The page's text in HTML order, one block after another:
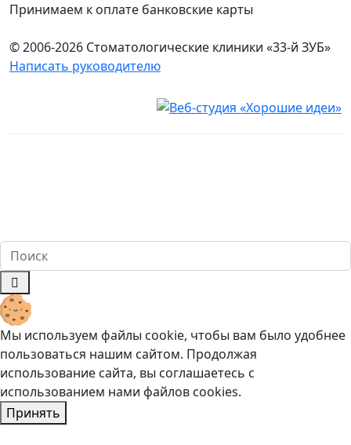
Принимаем к оплате банковские карты
© 2006-2026 Стоматологические клиники «33-й ЗУБ»
Написать руководителю
Мы используем файлы cookie, чтобы вам было удобнее
пользоваться нашим сайтом. Продолжая
использование сайта, вы соглашаетесь c
использованием нами файлов cookies.
Принять